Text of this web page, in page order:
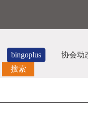
bingoplus
协会动
搜索